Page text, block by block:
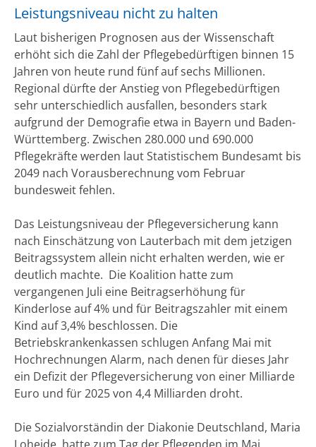
Leistungsniveau nicht zu halten
Laut bisherigen Prognosen aus der Wissenschaft
erhöht sich die Zahl der Pflegebedürftigen binnen 15
Jahren von heute rund fünf auf sechs Millionen.
Regional dürfte der Anstieg von Pflegebedürftigen
sehr unterschiedlich ausfallen, besonders stark
aufgrund der Demografie etwa in Bayern und Baden-
Württemberg. Zwischen 280.000 und 690.000
Pflegekräfte werden laut Statistischem Bundesamt bis
2049 nach Vorausberechnung vom Februar
bundesweit fehlen.
Das Leistungsniveau der Pflegeversicherung kann
nach Einschätzung von Lauterbach mit dem jetzigen
Beitragssystem allein nicht erhalten werden, wie er
deutlich machte. Die Koalition hatte zum
vergangenen Juli eine Beitragserhöhung für
Kinderlose auf 4% und für Beitragszahler mit einem
Kind auf 3,4% beschlossen. Die
Betriebskrankenkassen schlugen Anfang Mai mit
Hochrechnungen Alarm, nach denen für dieses Jahr
ein Defizit der Pflegeversicherung von einer Milliarde
Euro und für 2025 von 4,4 Milliarden droht.
Die Sozialvorständin der Diakonie Deutschland, Maria
Loheide, hatte zum Tag der Pflegenden im Mai